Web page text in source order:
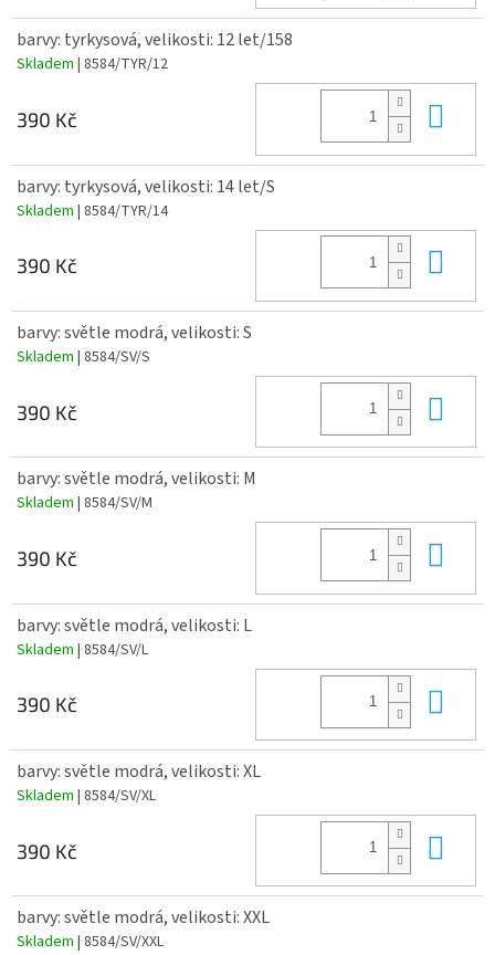
barvy: tyrkysová, velikosti: 12 let/158
Skladem | 8584/TYR/12
390 Kč
barvy: tyrkysová, velikosti: 14 let/S
Skladem | 8584/TYR/14
390 Kč
barvy: světle modrá, velikosti: S
Skladem | 8584/SV/S
390 Kč
barvy: světle modrá, velikosti: M
Skladem | 8584/SV/M
390 Kč
barvy: světle modrá, velikosti: L
Skladem | 8584/SV/L
390 Kč
barvy: světle modrá, velikosti: XL
Skladem | 8584/SV/XL
390 Kč
barvy: světle modrá, velikosti: XXL
Skladem | 8584/SV/XXL